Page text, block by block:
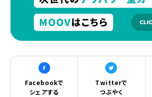
Facebookで
シェアする
Twitterで
つぶやく